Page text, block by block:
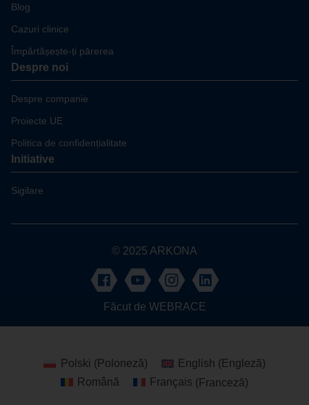
Blog
Cazuri clinice
Împărtășește-ți părerea
Despre noi
Despre companie
Proiecte UE
Politica de confidențialitate
Initiative
Sigilare
© 2025 ARKONA
Făcut de WEBRACE
Polski (Poloneză) English (Engleză)
Română
Français (Franceză)